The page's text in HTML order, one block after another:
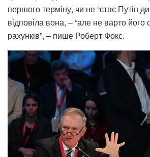
першого терміну, чи не “стає Путін
відповіла вона, – “але не варто його
рахунків”, – пише Роберт Фокс.